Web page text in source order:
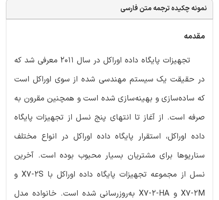
نمونه چکیده ترجمه متن فارسی
مقدمه
تجهیزات پایگاه داده اوراکل در سال 2011 معرفی شد که
در حقیقت یک سیستم مهندسی شده از سوی اوراکل است
که ساده‌سازی و بهینه‌سازی شده است و همچنین مقرون به
صرفه است. از آغاز تا انتهای پنج نسل از تجهیزات پایگاه
داده اوراکل، استقرار پایگاه داده اوراکل در انواع مختلف
سناریوها برای مشتریان بسیار محبوب بوده است. آخرین
نسل از مجموعه تجهیزات پایگاه داده اوراکل با X7-2S و
X7-2M و X7-2-HA به‌روزرسانی شده است. خانواده مدل